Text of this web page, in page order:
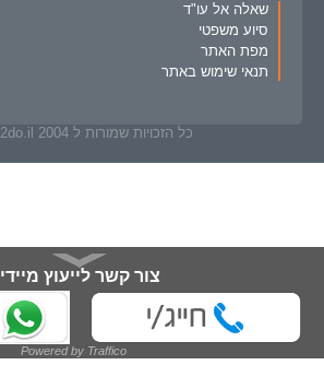
שאלה אל עו"ד
סיוע משפטי
מפת האתר
תנאי שימוש באתר
כל הזכויות שמורות ל What2do.il 2004
צור קשר לייעוץ מיידי
מלא/י פרטיך ונחזור אליך בהקדם: Powered by Traffico